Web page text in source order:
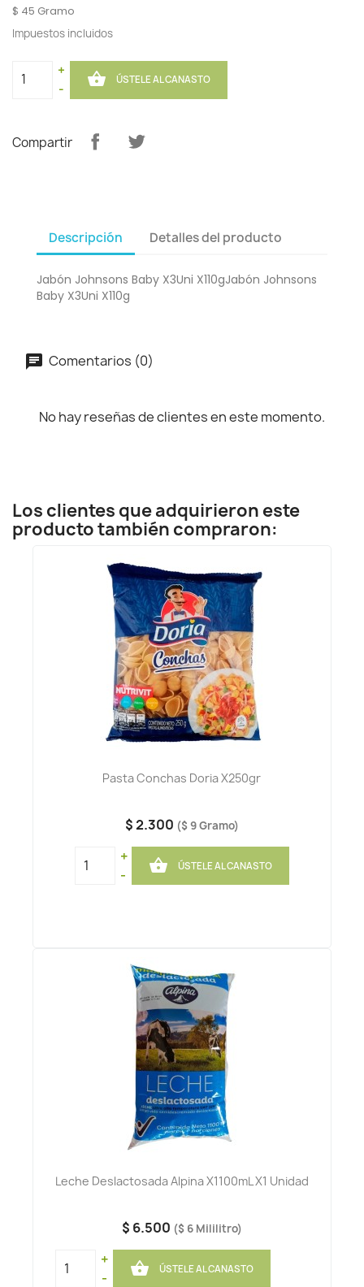
$ 45 Gramo
Impuestos incluidos
+
-
 ÚSTELE AL CANASTO
Compartir
Descripción Detalles del producto
Jabón Johnsons Baby X3Uni X110gJabón Johnsons
Baby X3Uni X110g
Comentarios (0)
No hay reseñas de clientes en este momento.
Los clientes que adquirieron este
producto también compraron:
Pasta Conchas Doria X250gr
$ 2.300 ($ 9 Gramo)
+
-
 ÚSTELE AL CANASTO
Leche Deslactosada Alpina X1100mL X1 Unidad
$ 6.500 ($ 6 Mililitro)
+
-
 ÚSTELE AL CANASTO